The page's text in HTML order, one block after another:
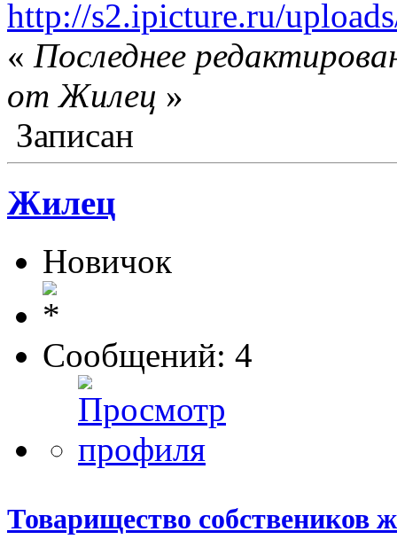
http://s2.ipicture.ru/
« Последнее
от Жилец »
Записан
Жилец
Новичок
Сообщений: 4
Товарищество собствеников